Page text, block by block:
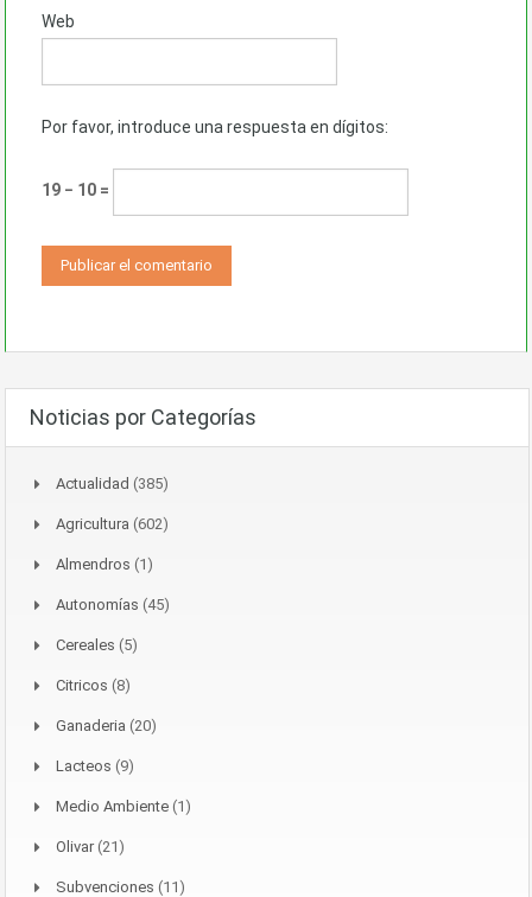
Web
Por favor, introduce una respuesta en dígitos:
19 − 10 =
Noticias por Categorías
Actualidad (385)
Agricultura (602)
Almendros (1)
Autonomías (45)
Cereales (5)
Citricos (8)
Ganaderia (20)
Lacteos (9)
Medio Ambiente (1)
Olivar(21)
Subvenciones (11)